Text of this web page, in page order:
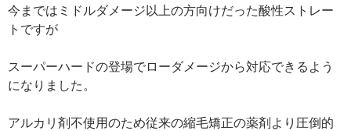
今まではミドルダメージ以上の方向けだった酸性ストレー
トですが
スーパーハードの登場でローダメージから対応できるよう
になりました。
アルカリ剤不使用のため従来の縮毛矯正の薬剤より圧倒的